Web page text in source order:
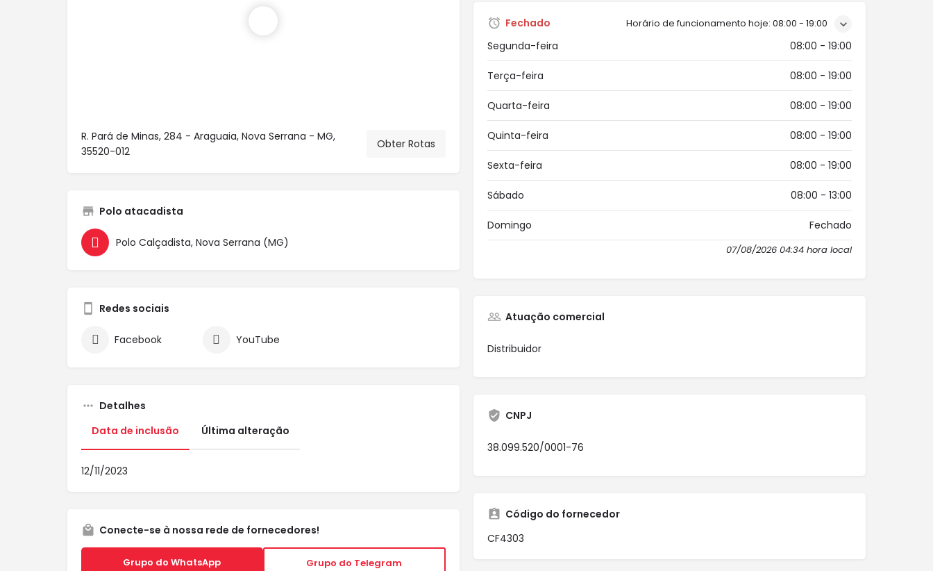
R. Pará de Minas, 284 - Araguaia, Nova Serrana - MG,
35520-012
Obter Rotas
Polo atacadista
Polo Calçadista, Nova Serrana (MG)
Redes sociais
Facebook YouTube
Detalhes
Data de inclusão
Última alteração
12/11/2023
Conecte-se à nossa rede de fornecedores!
Grupo do WhatsApp Grupo do Telegram
Fechado Horário de funcionamento hoje: 08:00 - 19:00
Segunda-feira 08:00 - 19:00
Terça-feira 08:00 - 19:00
Quarta-feira 08:00 - 19:00
Quinta-feira 08:00 - 19:00
Sexta-feira 08:00 - 19:00
Sábado 08:00 - 13:00
Domingo Fechado
07/08/2026 04:34 hora local
Atuação comercial
Distribuidor
CNPJ
38.099.520/0001-76
Código do fornecedor
CF4303